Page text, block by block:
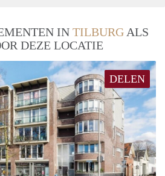
IN TILBURG ALS
DEZE LOCATIE
DELEN